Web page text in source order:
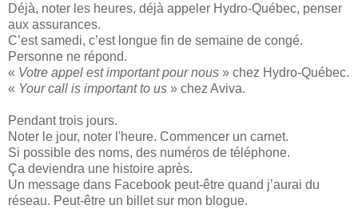
Déjà, noter les heures, déjà appeler Hydro-Québec, penser
aux assurances.
C’est samedi, c’est longue fin de semaine de congé.
Personne ne répond.
« Votre appel est important pour nous » chez Hydro-Québec.
« Your call is important to us » chez Aviva.
Pendant trois jours.
Noter le jour, noter l'heure. Commencer un carnet.
Si possible des noms, des numéros de téléphone.
Ça deviendra une histoire après.
Un message dans Facebook peut-être quand j’aurai du
réseau. Peut-être un billet sur mon blogue.